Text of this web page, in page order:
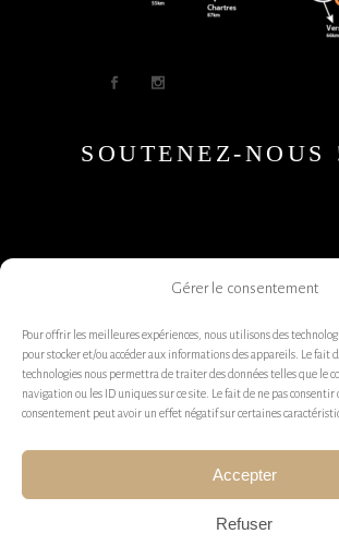
Gérer le consentement
Pour offrir les meilleures expériences, nous utilisons des
pour stocker et/ou accéder aux informations des appareils. Le fait
technologies nous permettra de traiter des données telles que le
navigation ou les ID uniques sur ce site. Le fait de ne pas consentir
consentement peut avoir un effet négatif sur certaines
Accepter
Refuser
SOUTENEZ-NOUS